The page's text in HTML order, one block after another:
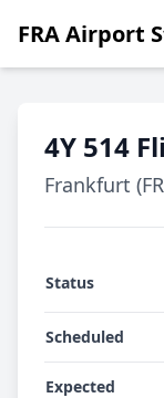
FRA Airport
Ankünfte
4Y 514
Frankfurt
Status
Scheduled
Expected